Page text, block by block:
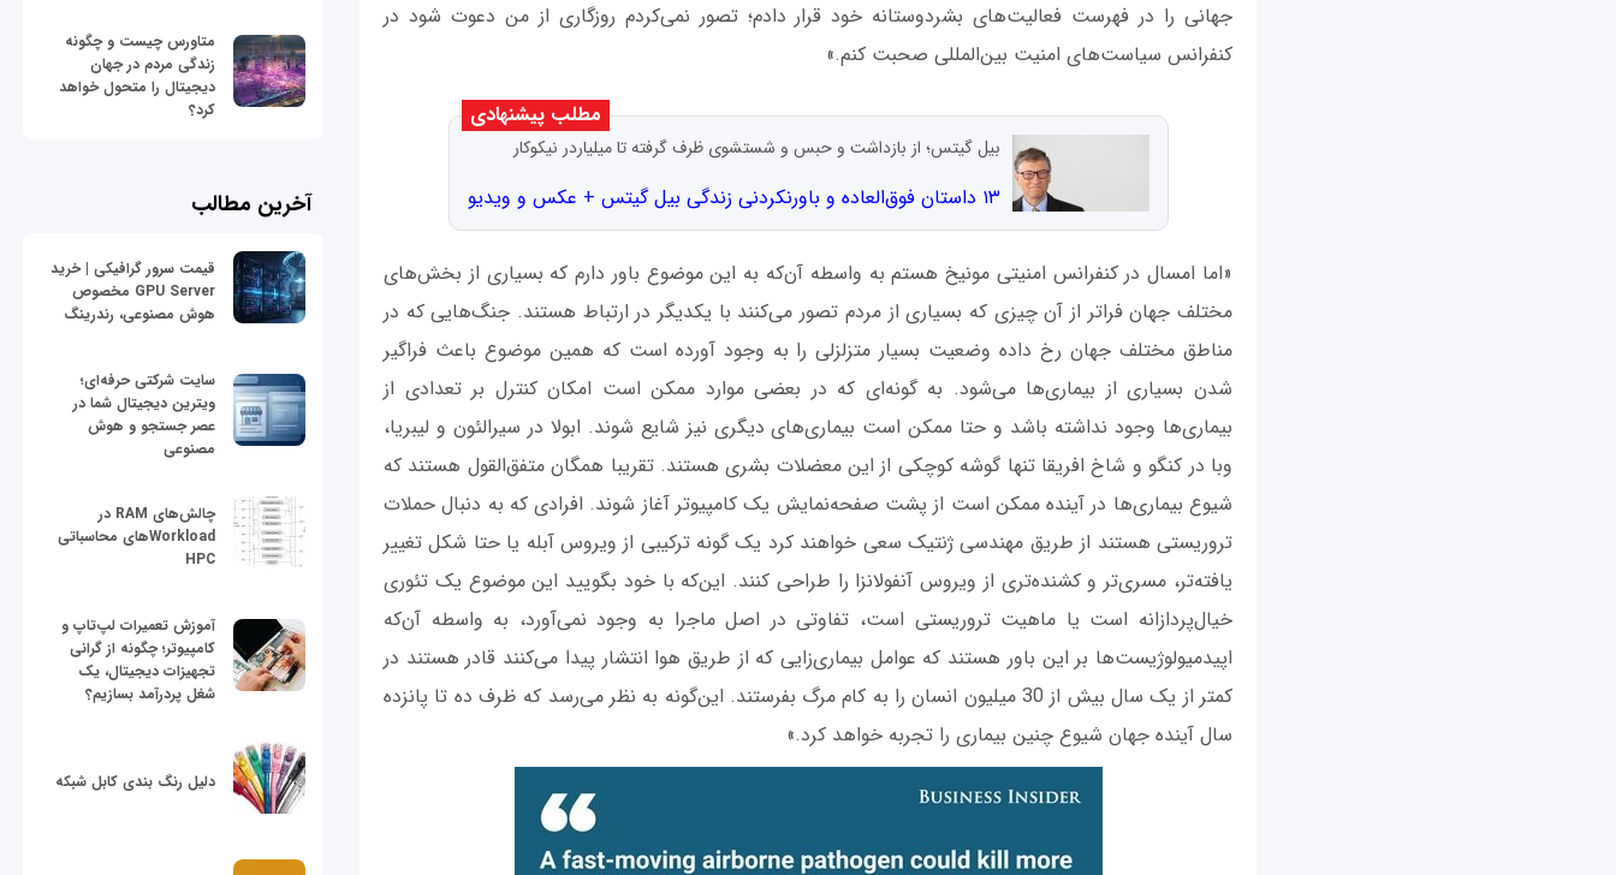
جهانی را در فهرست فعالیت‌های بشردوستانه خود قرار دادم؛ تصور نمی‌کردم روزگاری از من دعوت شود در
کنفرانس سیاست‌های امنیت بین‌المللی صحبت کنم.»
مطلب پیشنهادی
بیل گیتس؛ از بازداشت و حبس و شستشوی ظرف گرفته تا میلیاردر نیکوکار
۱۳ داستان فوق‌العاده و باورنکردنی زندگی بیل گیتس + عکس و ویدیو
«اما امسال در کنفرانس امنیتی مونیخ هستم به واسطه آن‌که به این موضوع باور دارم که بسیاری از بخش‌های
مختلف جهان فراتر از آن چیزی که بسیاری از مردم تصور می‌کنند با یکدیگر در ارتباط هستند. جنگ‌هایی که در
مناطق مختلف جهان رخ داده وضعیت بسیار متزلزلی را به وجود آورده است که همین موضوع باعث فراگیر
شدن بسیاری از بیماری‌ها می‌شود. به گونه‌ای که در بعضی موارد ممکن است امکان کنترل بر تعدادی از
بیمار‌ی‌ها وجود نداشته باشد و حتا ممکن است بیماری‌های دیگری نیز شایع شوند. ابولا در سیرالئون و لیبریا،
وبا در کنگو و شاخ افریقا تنها گوشه کوچکی از این معضلات بشری هستند. تقریبا همگان متفق‌القول هستند که
شیوع بیماری‌ها در آینده ممکن است از پشت صفحه‌نمایش یک کامپیوتر آغاز شوند. افرادی که به دنبال حملات
تروریستی هستند از طریق مهندسی ژنتیک سعی خواهند کرد یک گونه ترکیبی از ویروس آبله یا حتا شکل تغییر
یافته‌تر، مسری‌تر و کشنده‌تری از ویروس آنفولانزا را طراحی کنند. این‌که با خود بگویید این موضوع یک تئوری
خیال‌پردازانه است یا ماهیت تروریستی است، تفاوتی در اصل ماجرا به وجود نمی‌آورد، به واسطه آن‌که
اپیدمیولوژیست‌ها بر این باور هستند که عوامل بیماری‌زایی که از طریق هوا انتشار پیدا می‌کنند قادر هستند در
کمتر از یک سال بیش از 30 میلیون انسان را به کام مرگ بفرستند. این‌گونه به نظر می‌رسد که ظرف ده تا پانزده
سال آینده جهان شیوع چنین بیماری را تجربه خواهد کرد.»
متاورس چیست و چگونه
زندگی مردم در جهان
دیجیتال را متحول خواهد
کرد؟
آخرین مطالب
قیمت سرور گرافیکی | خرید
GPU Server مخصوص
هوش مصنوعی، رندرینگ
سایت شرکتی حرفه‌ای؛
ویترین دیجیتال شما در
عصر جستجو و هوش
مصنوعی
چالش‌های RAM در
Workloadهای محاسباتی
HPC
آموزش تعمیرات لپ‌تاپ و
کامپیوتر؛ چگونه از گرانی
تجهیزات دیجیتال، یک
شغل پردرآمد بسازیم؟
دلیل رنگ بندی کابل شبکه